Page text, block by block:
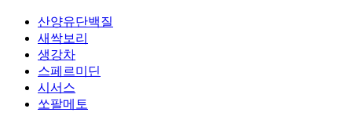
산양유단백질
새싹보리
생강차
스페르미딘
시서스
쏘팔메토